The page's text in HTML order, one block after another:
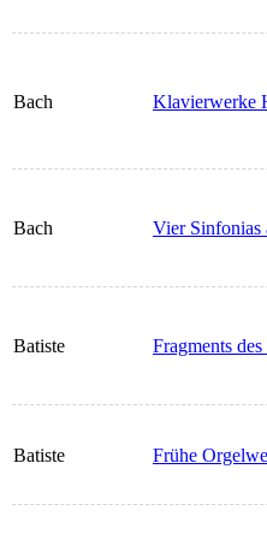
Bach Klavierwerke
Bach Vier Sinfonias
Batiste Fragments
Batiste Frühe